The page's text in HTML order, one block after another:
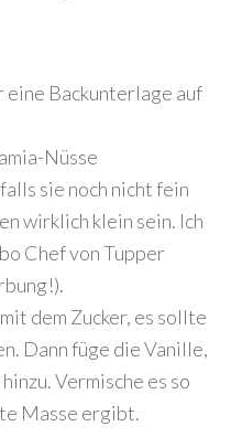
eine Backunterlage auf
Nüsse
sie noch nicht fein
wirklich klein sein. Ich
Chef von Tupper
dem Zucker, es sollte
Dann füge die Vanille,
Vermische es so
Masse ergibt.